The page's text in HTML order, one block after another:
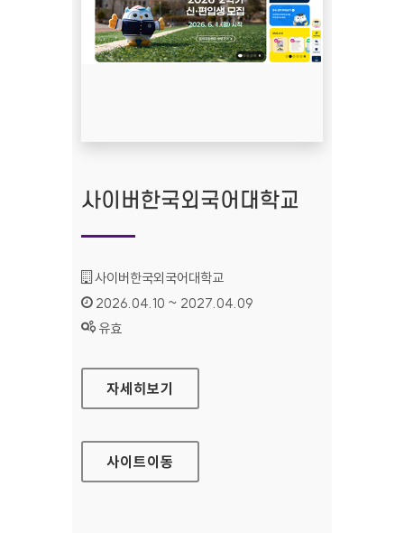
사이버한국외국어대학교
기관명 :
사이버한국외국어대학교
인증기간 :
2026.04.10 ~ 2027.04.09
상태 :
유효
사이버한국외국어대학교
자세히보기
사이트이동